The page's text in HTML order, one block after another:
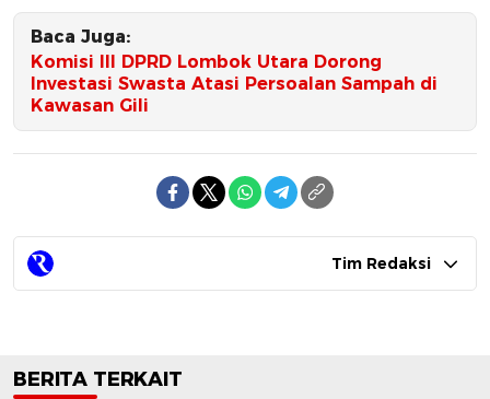
Baca Juga:
Komisi III DPRD Lombok Utara Dorong
Investasi Swasta Atasi Persoalan Sampah di
Kawasan Gili
Tim Redaksi
BERITA TERKAIT